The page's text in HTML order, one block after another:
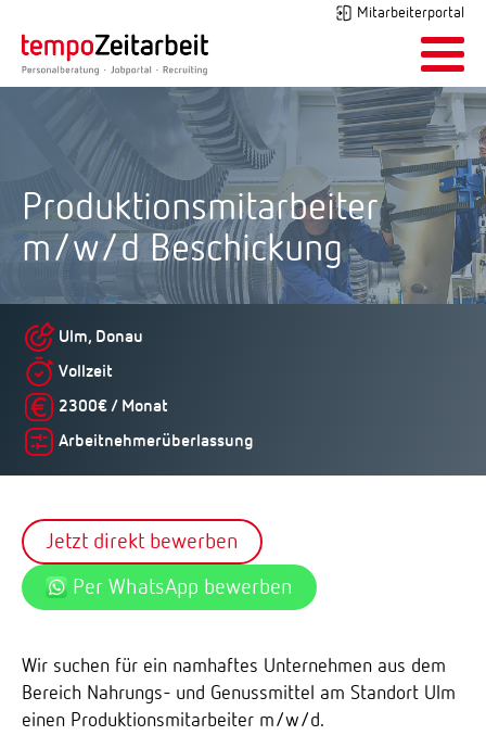
Mitarbeiterportal
Produktionsmitarbeiter
m/w/d Beschickung
Ulm, Donau
Vollzeit
2300€ / Monat
Arbeitnehmerüberlassung
Jetzt direkt bewerben
Per WhatsApp bewerben
Wir suchen für ein namhaftes Unternehmen aus dem
Bereich Nahrungs- und Genussmittel am Standort Ulm
einen Produktionsmitarbeiter m/w/d.